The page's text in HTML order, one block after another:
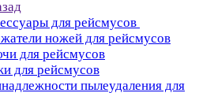
для рейсмусов
ножей для рейсмусов
для рейсмусов
для рейсмусов
пылеудаления для